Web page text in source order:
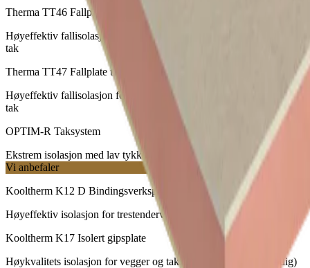
Therma TT46 Fallplate til tak
Høyeffektiv fallisolasjon for å sikre drenering av regnvann på flate
tak
Therma TT47 Fallplate til tak
Høyeffektiv fallisolasjon for å sikre drenering av regnvann på flate
tak
OPTIM-R Taksystem
Ekstrem isolasjon med lav tykkelse for takkonstruksjoner
Vi anbefaler
Kooltherm K12 D Bindingsverksplate
Høyeffektiv isolasjon for trestenderverk
Kooltherm K17 Isolert gipsplate
Høykvalitets isolasjon for vegger og takkonstruksjoner (innvendig)